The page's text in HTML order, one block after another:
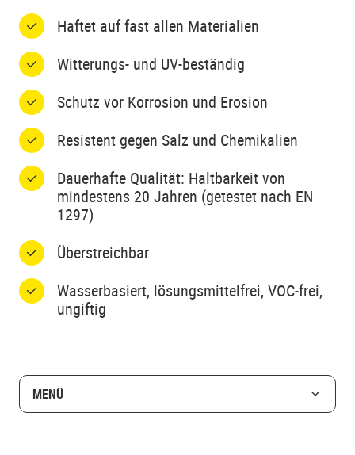
Haftet auf fast allen Materialien
Witterungs- und UV-beständig
Schutz vor Korrosion und Erosion
Resistent gegen Salz und Chemikalien
Dauerhafte Qualität: Haltbarkeit von
mindestens 20 Jahren (getestet nach EN
1297)
Überstreichbar
Wasserbasiert, lösungsmittelfrei, VOC-frei,
ungiftig
MENÜ